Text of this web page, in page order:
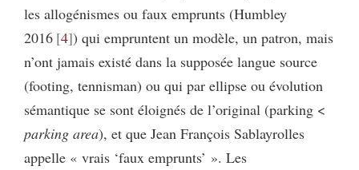
les allogénismes ou faux emprunts (Humbley
2016 4 ) qui empruntent un modèle, un patron, mais
n’ont jamais existé dans la supposée langue source
(footing, tennisman) ou qui par ellipse ou évolution
sémantique se sont éloignés de l’original (parking <
parking area), et que Jean François Sablayrolles
appelle « vrais ‘faux emprunts’ ». Les